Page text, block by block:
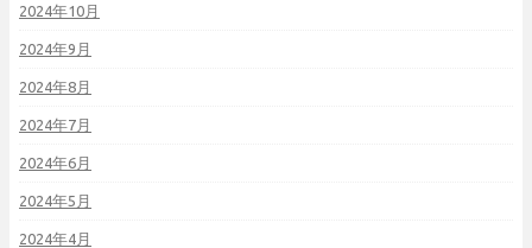
2024年10月
2024年9月
2024年8月
2024年7月
2024年6月
2024年5月
2024年4月